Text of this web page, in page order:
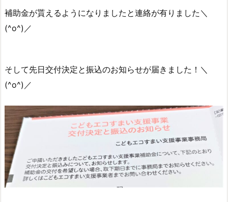
補助金が貰えるようになりましたと連絡が有りました＼
(^o^)／
そして先日交付決定と振込のお知らせが届きました！＼
(^o^)／